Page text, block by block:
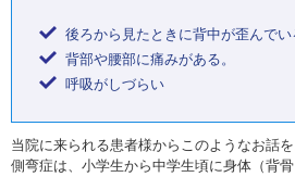
後ろから見たときに背中が歪んでい
背部や腰部に痛みがある。
呼吸がしづらい
当院に来られる患者様からこのようなお話を
側弯症は、小学生から中学生頃に身体（背